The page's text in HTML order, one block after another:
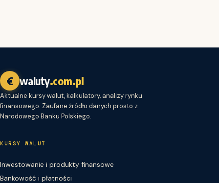
€ waluty.com.pl
Aktualne kursy walut, kalkulatory, analizy rynku
finansowego. Zaufane źródło danych prosto z
Narodowego Banku Polskiego.
KURSY WALUT
Inwestowanie i produkty finansowe
Bankowość i płatności